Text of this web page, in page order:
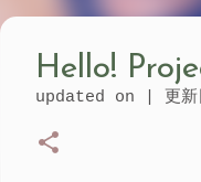
Hello!
updated on | 更新